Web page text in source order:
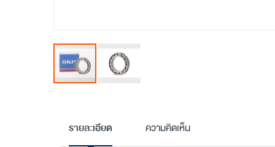
beginning
รายละเอียด ความคิดเห็น